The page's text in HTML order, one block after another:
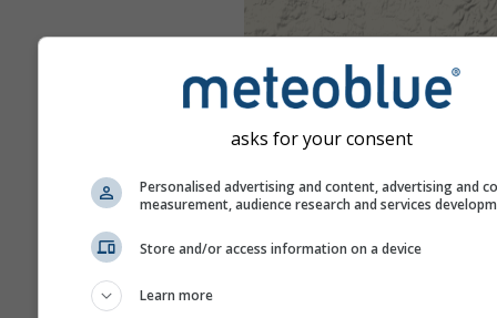
asks for your consent
Personalised advertising and content, advertising and
measurement, audience research and services
Store and/or access information on a device
Learn more